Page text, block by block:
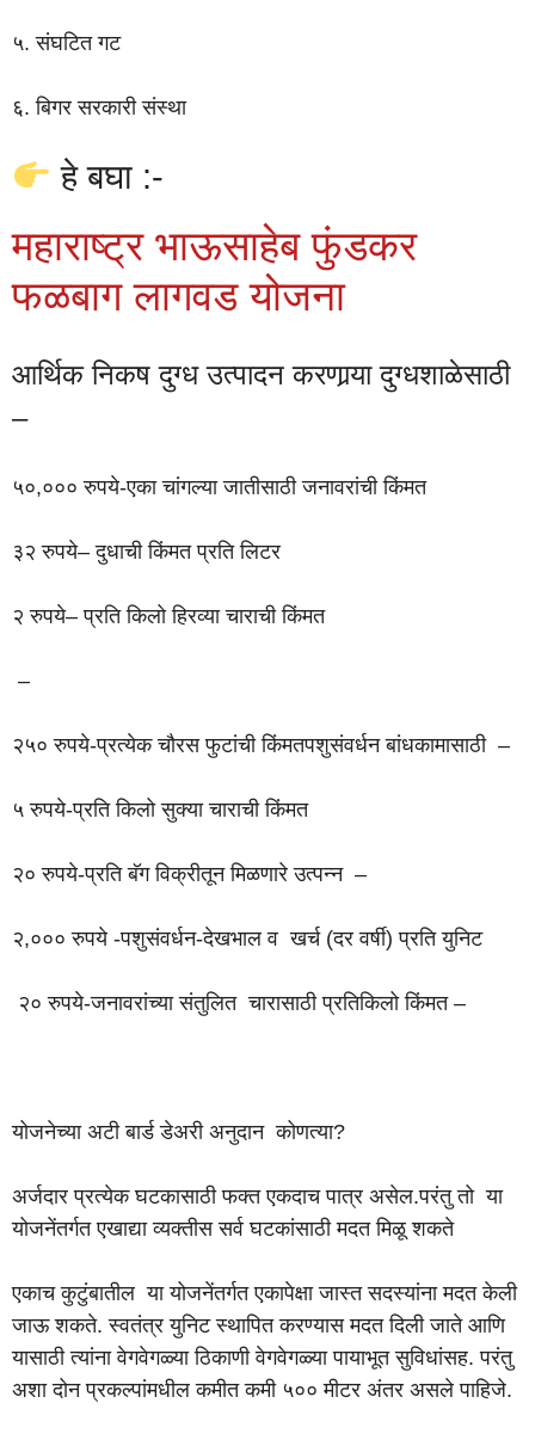
५. संघटित गट
६. बिगर सरकारी संस्था
हे बघा :-
महाराष्ट्र भाऊसाहेब फुंडकर
फळबाग लागवड योजना
आर्थिक निकष दुग्ध उत्पादन करणार्‍या दुग्धशाळेसाठी
–
५०,००० रुपये-एका चांगल्या जातीसाठी जनावरांची किंमत
३२ रुपये– दुधाची किंमत प्रति लिटर
२ रुपये– प्रति किलो हिरव्या चाराची किंमत
–
२५० रुपये-प्रत्येक चौरस फुटांची किंमतपशुसंवर्धन बांधकामासाठी –
५ रुपये-प्रति किलो सुक्या चाराची किंमत
२० रुपये-प्रति बॅग विक्रीतून मिळणारे उत्पन्न –
२,००० रुपये -पशुसंवर्धन-देखभाल व खर्च (दर वर्षी) प्रति युनिट
२० रुपये-जनावरांच्या संतुलित चारासाठी प्रतिकिलो किंमत –
योजनेच्या अटी बार्ड डेअरी अनुदान कोणत्या?
अर्जदार प्रत्येक घटकासाठी फक्त एकदाच पात्र असेल.परंतु तो या
योजनेंतर्गत एखाद्या व्यक्तीस सर्व घटकांसाठी मदत मिळू शकते
एकाच कुटुंबातील या योजनेंतर्गत एकापेक्षा जास्त सदस्यांना मदत केली
जाऊ शकते. स्वतंत्र युनिट स्थापित करण्यास मदत दिली जाते आणि
यासाठी त्यांना वेगवेगळ्या ठिकाणी वेगवेगळ्या पायाभूत सुविधांसह. परंतु
अशा दोन प्रकल्पांमधील कमीत कमी ५०० मीटर अंतर असले पाहिजे.